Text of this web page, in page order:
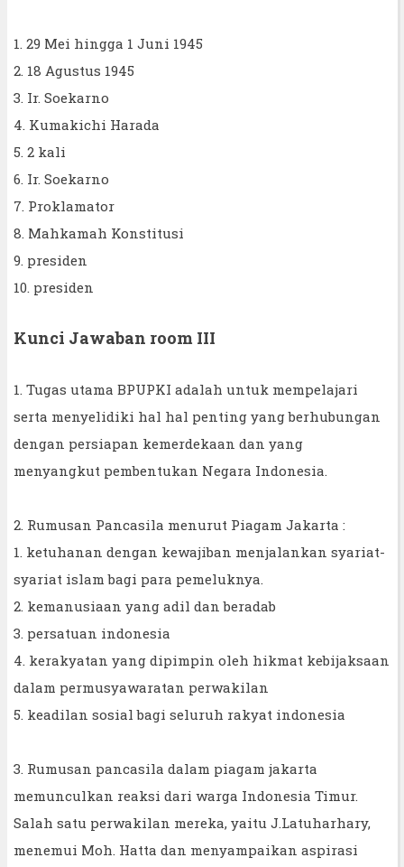
1. 29 Mei hingga 1 Juni 1945
2. 18 Agustus 1945
3. Ir. Soekarno
4. Kumakichi Harada
5. 2 kali
6. Ir. Soekarno
7. Proklamator
8. Mahkamah Konstitusi
9. presiden
10. presiden
Kunci Jawaban room III
1. Tugas utama BPUPKI adalah untuk mempelajari
serta menyelidiki hal hal penting yang berhubungan
dengan persiapan kemerdekaan dan yang
menyangkut pembentukan Negara Indonesia.
2. Rumusan Pancasila menurut Piagam Jakarta :
1. ketuhanan dengan kewajiban menjalankan syariat-
syariat islam bagi para pemeluknya.
2. kemanusiaan yang adil dan beradab
3. persatuan indonesia
4. kerakyatan yang dipimpin oleh hikmat kebijaksaan
dalam permusyawaratan perwakilan
5. keadilan sosial bagi seluruh rakyat indonesia
3. Rumusan pancasila dalam piagam jakarta
memunculkan reaksi dari warga Indonesia Timur.
Salah satu perwakilan mereka, yaitu J.Latuharhary,
menemui Moh. Hatta dan menyampaikan aspirasi